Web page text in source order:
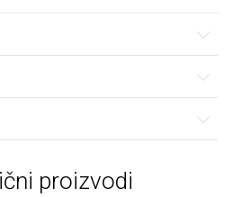
proizvodi